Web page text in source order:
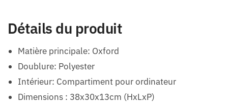
Détails du produit
Matière principale: Oxford
Doublure: Polyester
Intérieur: Compartiment pour ordinateur
Dimensions : 38x30x13cm (HxLxP)